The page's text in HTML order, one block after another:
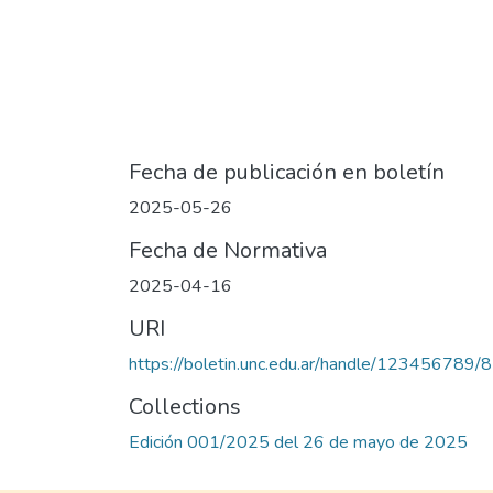
Fecha de publicación en boletín
2025-05-26
Fecha de Normativa
2025-04-16
URI
https://boletin.unc.edu.ar/handle/123456789/
Collections
Edición 001/2025 del 26 de mayo de 2025